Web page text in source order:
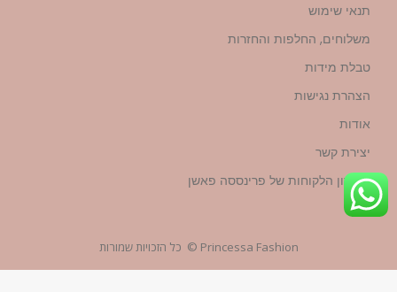
תנאי שימוש
משלוחים, החלפות והחזרות
טבלת מידות
הצהרת נגישות
אודות
יצירת קשר
מועדון הלקוחות של פרינססה פאשן